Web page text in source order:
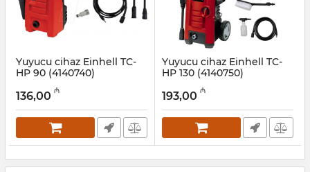
Yuyucu cihaz Einhell TC-
HP 90 (4140740)
017011058
136,00 ₼
Yuyucu cihaz Einhell TC-
HP 130 (4140750)
017011055
193,00 ₼